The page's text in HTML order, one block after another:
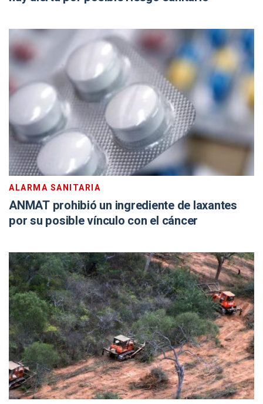
ALARMA SANITARIA
ANMAT prohibió un ingrediente de laxantes
por su posible vínculo con el cáncer